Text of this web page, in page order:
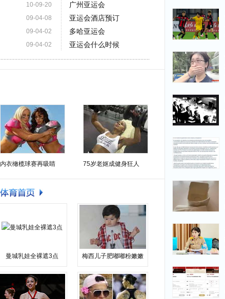
10-09-20
09-04-08
09-04-02
09-04-02
广州亚运会
亚运会酒店预订
多哈亚运会
亚运会什么时候
内衣橄榄球赛再吸睛 75岁老妪成健身狂人
曼城乳娃全裸遮3点 梅西儿子肥嘟嘟粉嫩嫩